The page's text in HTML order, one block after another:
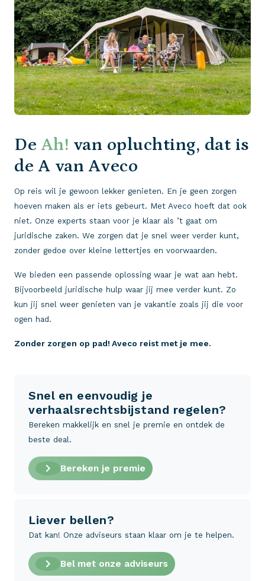
De Ah! van opluchting, dat is
de A van Aveco
Op reis wil je gewoon lekker genieten. En je geen zorgen
hoeven maken als er iets gebeurt. Met Aveco hoeft dat ook
niet. Onze experts staan voor je klaar als ’t gaat om
juridische zaken. We zorgen dat je snel weer verder kunt,
zonder gedoe over kleine lettertjes en voorwaarden.
We bieden een passende oplossing waar je wat aan hebt.
Bijvoorbeeld juridische hulp waar jij mee verder kunt. Zo
kun jij snel weer genieten van je vakantie zoals jij die voor
ogen had.
Zonder zorgen op pad! Aveco reist met je mee.
Snel en eenvoudig je
verhaalsrechtsbijstand regelen?
Bereken makkelijk en snel je premie en ontdek de
beste deal.
Bereken je premie
Liever bellen?
Dat kan! Onze adviseurs staan klaar om je te helpen.
Bel met onze adviseurs